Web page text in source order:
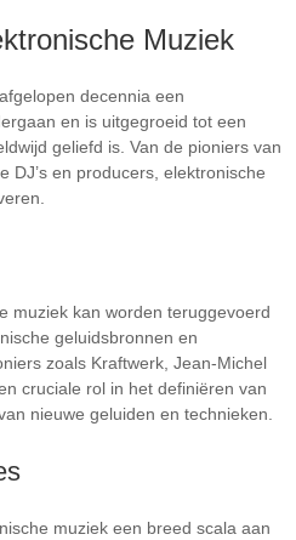
Muziek
decennia een
en is uitgegroeid tot een
geliefd is. Van de pioniers van
DJ’s en producers, elektronische
muziek kan worden teruggevoerd
geluidsbronnen en
zoals Kraftwerk, Jean-Michel
cruciale rol in het definiëren van
nieuwe geluiden en technieken.
muziek een breed scala aan